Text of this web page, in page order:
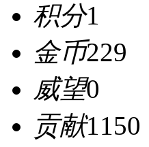
积分1
金币229
威望0
贡献1150